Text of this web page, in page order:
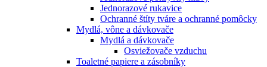
Jednorazové rukavice
Ochranné štíty tváre a ochranné pomôcky
Mydlá, vône a dávkovače
Mydlá a dávkovače
Osviežovače vzduchu
Toaletné papiere a zásobníky